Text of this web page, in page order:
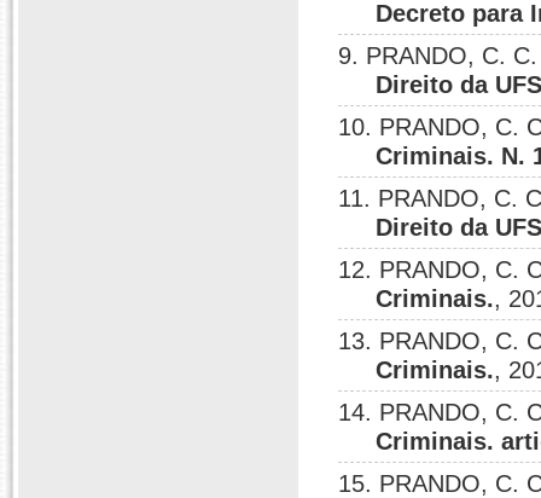
Decreto para
9. PRANDO, C.
Direito da
10. PRANDO, C.
Criminais. N.
11. PRANDO, C.
Direito da
12. PRANDO, C.
Criminais.,
13. PRANDO, C.
Criminais.,
14. PRANDO, C.
Criminais.
15. PRANDO, C.